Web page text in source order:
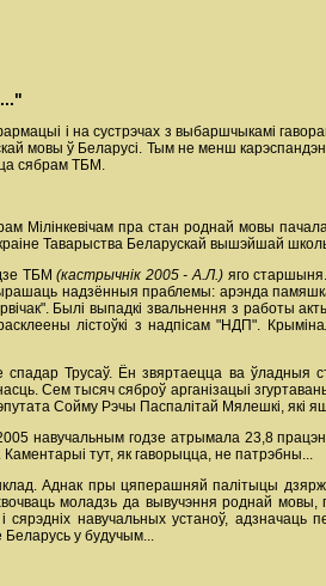
і на сустрэчах з выбаршчыкамі
мовы ў Беларусі. Тым не менш
сябрам ТБМ.
Мілінкевічам пра стан роднай мовы
краіне Таварыства Беларускай вышэйшай
ТБМ(кастрычнік 2005 - А.Л.) яго
надзённыя праблемы: арэнда
Былі выпадкі звальнення з работы
лістоўкі з надпісам "НДП".
спадар Трусаў. Ён звяртаецца ва ўладныя
Сем тысяч сяброў арганізацыі
Сойму Рэчы Паспалітай Мялешкі, які
навучальным годзе атрымала 23,8
тут, як гаворыцца, не патрэбны...
Аднак пры цяперашняй палітыцы
моладзь да вывучэння роднай
навучальных устаноў, адзначаць
Беларусь у будучым...